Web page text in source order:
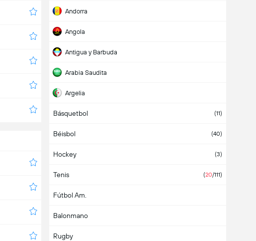
Andorra
Angola
Antigua y Barbuda
Arabia Saudita
Argelia
Argentina
Armenia
Aruba
Asia
Australia
Austria
Azerbaiyán
Básquetbol (11)
Béisbol (40)
Hockey (3)
Tenis (20/111)
Fútbol Am.
Balonmano
Rugby